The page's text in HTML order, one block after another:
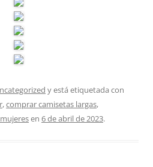
y está etiquetada con
,comprar camisetas largas,
en 6 de abril de 2023.